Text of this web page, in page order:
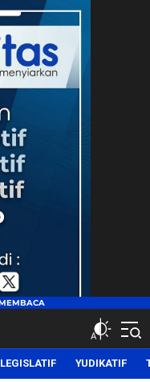
LEGISLATIF YUDIKATIF